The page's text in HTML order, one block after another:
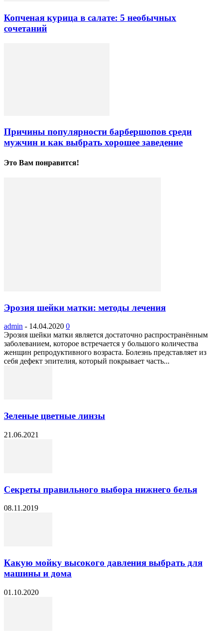
Копченая курица в салате: 5 необычных
сочетаний
Причины популярности барбершопов среди
мужчин и как выбрать хорошее заведение
Это Вам понравится!
Эрозия шейки матки: методы лечения
admin - 14.04.2020 0
Эрозия шейки матки является достаточно распространённым
заболеванием, которое встречается у большого количества
женщин репродуктивного возраста. Болезнь представляет из
себя дефект эпителия, который покрывает часть...
Зеленые цветные линзы
21.06.2021
Секреты правильного выбора нижнего белья
08.11.2019
Какую мойку высокого давления выбрать для
машины и дома
01.10.2020